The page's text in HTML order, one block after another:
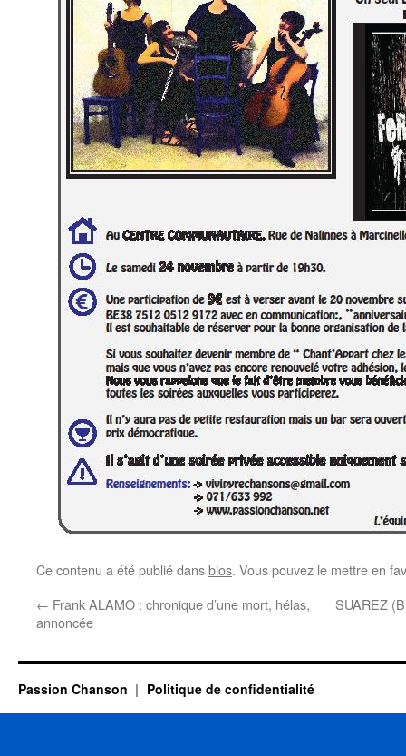
Ce contenu a été publié dansbios. Vous pouvez le mettre en
← Frank ALAMO : chronique d’une mort, hélas,
annoncée
SUAREZ
Passion Chanson Politique de confidentialité